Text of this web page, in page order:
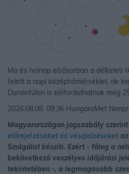
•
Ma és holnap elsősorban a délkeleti
felett a napi középhőmérséklet, de
Dunántúlon is előfordulhatnak még
2026.08.08. 09:36 HungaroMet
Magyarországon jogszabály
előrejelzéseket és vészjelzéseket
Szolgálat készíti. Ezért - főleg a
bekövetkező veszélyes időjárási
tekintetében -, a legmagasabb